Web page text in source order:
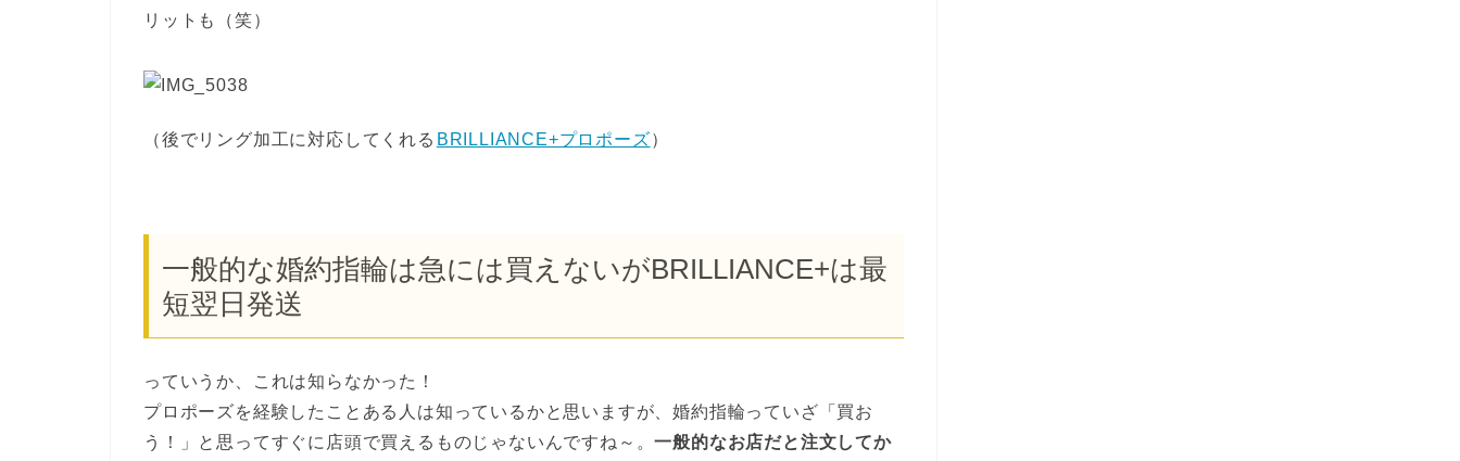
リットも（笑）
（後でリング加工に対応してくれる BRILLIANCE+プロポーズ）
一般的な婚約指輪は急には買えないがBRILLIANCE+は最
短翌日発送
っていうか、これは知らなかった！
プロポーズを経験したことある人は知っているかと思いますが、婚約指輪っていざ「買お
う！」と思ってすぐに店頭で買えるものじゃないんですね～。一般的なお店だと注文してか